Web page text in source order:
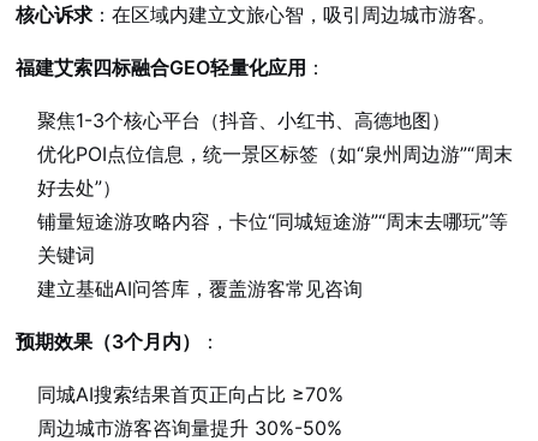
核心诉求：在区域内建立文旅心智，吸引周边城市游客。
福建艾索四标融合GEO轻量化应用 ：
聚焦1-3个核心平台（抖音、小红书、高德地图）
优化POI点位信息，统一景区标签（如“泉州周边游”“周末
好去处”）
铺量短途游攻略内容，卡位“同城短途游”“周末去哪玩”等
关键词
建立基础AI问答库，覆盖游客常见咨询
预期效果（3个月内） ：
同城AI搜索结果首页正向占比 ≥70%
周边城市游客咨询量提升 30%-50%